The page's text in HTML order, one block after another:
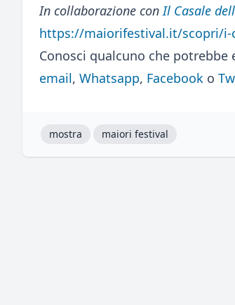
In collaborazione conIl Casale
https://maiorifestival.it/scopri/
Conosci qualcuno che
email, Whatsapp, Facebook o
mostra maiori festival